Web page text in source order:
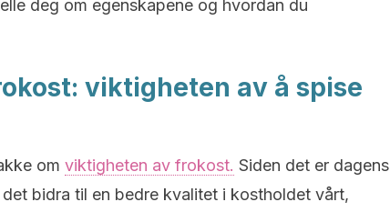
deg om egenskapene og hvordan du
viktigheten av å spise
om viktigheten av frokost. Siden det er dagens
bidra til en bedre kvalitet i kostholdet vårt,